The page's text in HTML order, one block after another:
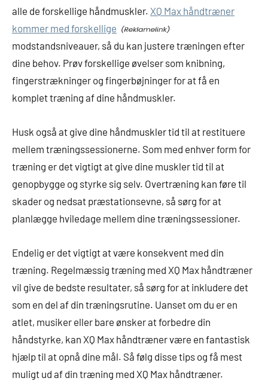
alle de forskellige håndmuskler. XQ Max håndtræner
kommer med forskellige
modstandsniveauer, så du kan justere træningen efter
dine behov. Prøv forskellige øvelser som knibning,
fingerstrækninger og fingerbøjninger for at få en
komplet træning af dine håndmuskler.
Husk også at give dine håndmuskler tid til at restituere
mellem træningssessionerne. Som med enhver form for
træning er det vigtigt at give dine muskler tid til at
genopbygge og styrke sig selv. Overtræning kan føre til
skader og nedsat præstationsevne, så sørg for at
planlægge hviledage mellem dine træningssessioner.
Endelig er det vigtigt at være konsekvent med din
træning. Regelmæssig træning med XQ Max håndtræner
vil give de bedste resultater, så sørg for at inkludere det
som en del af din træningsrutine. Uanset om du er en
atlet, musiker eller bare ønsker at forbedre din
håndstyrke, kan XQ Max håndtræner være en fantastisk
hjælp til at opnå dine mål. Så følg disse tips og få mest
muligt ud af din træning med XQ Max håndtræner.